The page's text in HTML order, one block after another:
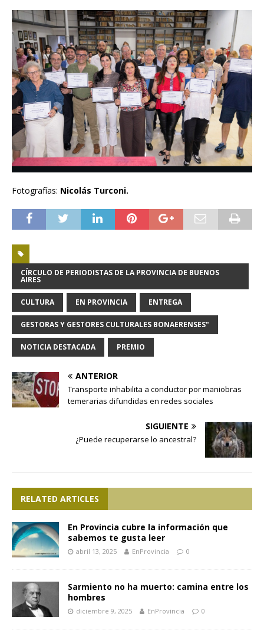
Fotografías: Nicolás Turconi.
CÍRCULO DE PERIODISTAS DE LA PROVINCIA DE BUENOS
AIRES
CULTURA EN PROVINCIA ENTREGA
GESTORAS Y GESTORES CULTURALES BONAERENSES"
NOTICIA DESTACADA PREMIO
ANTERIOR
Transporte inhabilita a conductor por maniobras
temerarias difundidas en redes sociales
SIGUIENTE
¿Puede recuperarse lo ancestral?
RELATED ARTICLES
En Provincia cubre la información que
sabemos te gusta leer
abril 13, 2025 EnProvincia 0
Sarmiento no ha muerto: camina entre los
hombres
diciembre 9, 2025 EnProvincia 0